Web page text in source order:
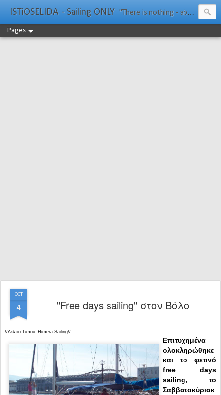
ISTiOSELIDA - Sailing ONLY "There is nothing - absolutely nothing - half so much worth doing as simply messing about in boats." Water Rat, Kenneth Grahame
Pages
OCT
4 "Free days sailing" στον Βόλο
//Δελτίο Τύπου: Himera Sailing//
Επιτυχημένα
ολοκληρώθηκε
και το φετινό
free days
sailing, το
Σαββατοκύριακ